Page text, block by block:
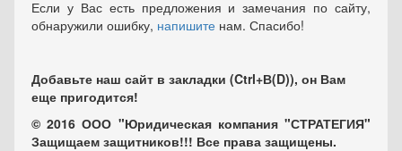
Если у Вас есть предложения и замечания по сайту,
обнаружили ошибку, напишите нам. Спасибо!
Добавьте наш сайт в закладки (Ctrl+В(D)), он Вам
еще пригодится!
© 2016 ООО "Юридическая компания "СТРАТЕГИЯ"
Защищаем защитников!!! Все права защищены.